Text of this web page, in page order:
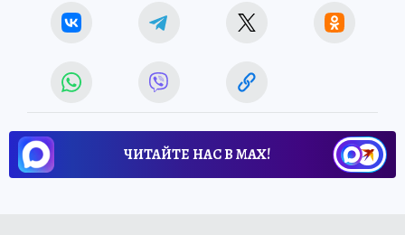
ЧИТАЙТЕ НАС В МАХ!